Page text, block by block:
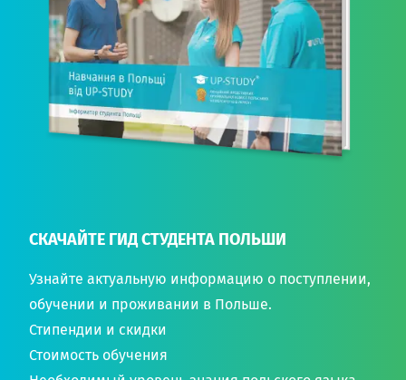
СКАЧАЙТЕ ГИД СТУДЕНТА ПОЛЬШИ
Узнайте актуальную информацию о поступлении,
обучении и проживании в Польше.
Стипендии и скидки
Стоимость обучения